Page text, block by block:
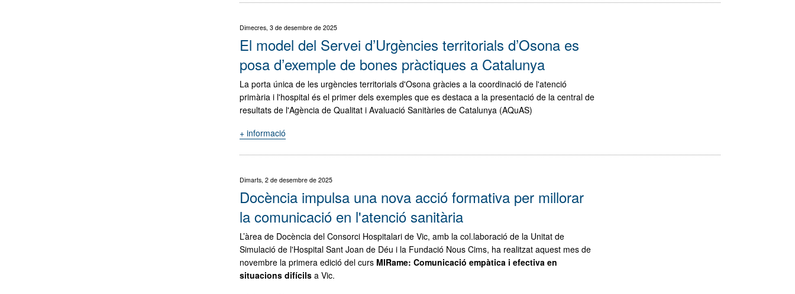
del
SiS,
finalistes
Premis
a
l’Excel·lència
en
Sanitaris
2025"
Dimecres, 3 de desembre de 2025
El model del Servei d’Urgències territorials d’Osona es
posa d’exemple de bones pràctiques a Catalunya
La porta única de les urgències territorials d'Osona gràcies a la coordinació de l'atenció
primària i l'hospital és el primer dels exemples que es destaca a la presentació de la central de
resultats de l'Agència de Qualitat i Avaluació Sanitàries de Catalunya (AQuAS)
+ informació
del
d’Urgències
territorials
d’Osona
es
posa
d’exemple
de
bones
Dimarts, 2 de desembre de 2025
Docència impulsa una nova acció formativa per millorar
la comunicació en l'atenció sanitària
L’àrea de Docència del Consorci Hospitalari de Vic, amb la col.laboració de la Unitat de
Simulació de l'Hospital Sant Joan de Déu i la Fundació Nous Cims, ha realitzat aquest mes de
novembre la primera edició del curs MIRame: Comunicació empàtica i efectiva en
situacions difícilsa Vic.